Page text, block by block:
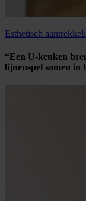
Esthetisch
“Een U-keuken
lijnenspel samen in